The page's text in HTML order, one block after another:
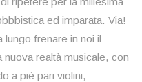
ed imparata. Via!
frenare in noi il
realtà musicale, con
a piè pari violini,